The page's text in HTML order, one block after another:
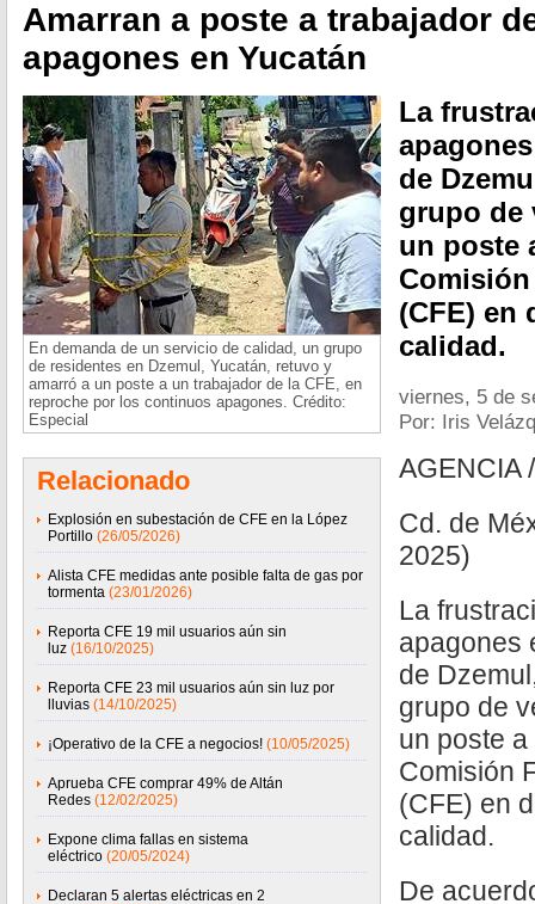
Amarran a poste a trabajador
apagones en Yucatán
En demanda de un servicio de calidad, un grupo
de residentes en Dzemul, Yucatán, retuvo y
amarró a un poste a un trabajador de la CFE, en
reproche por los continuos apagones. Crédito:
Especial
Relacionado
Explosión en subestación de CFE en la López
Portillo (26/05/2026)
Alista CFE medidas ante posible falta de gas por
tormenta (23/01/2026)
Reporta CFE 19 mil usuarios aún sin
luz (16/10/2025)
Reporta CFE 23 mil usuarios aún sin luz por
lluvias (14/10/2025)
¡Operativo de la CFE a negocios! (10/05/2025)
Aprueba CFE comprar 49% de Altán
Redes (12/02/2025)
Expone clima fallas en sistema
eléctrico (20/05/2024)
Declaran 5 alertas eléctricas en 2
La
de
grupo de
un poste
(CFE) en
calidad.
viernes, 5 de
Por: Iris
AGENCIA
Cd. de
2025)
La
apagones
de
grupo de
un poste
Comisión
(CFE) en
calidad.
De